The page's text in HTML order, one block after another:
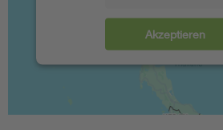
Akzeptieren